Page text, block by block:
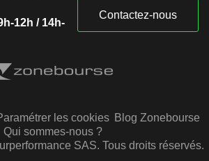
12h / 14h-
Contactez-nous
les cookies Blog Zonebourse
Qui sommes-nous ?
SAS. Tous droits réservés.